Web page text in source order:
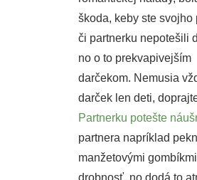
škoda, keby ste svojho
či partnerku nepotešili
no o to prekvapivejším
darčekom. Nemusia
darček len deti,
Partnerku potešte
partnera napríklad
manžetovými
drobnosť, no dodá to